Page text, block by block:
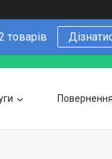
товарів
Повернення